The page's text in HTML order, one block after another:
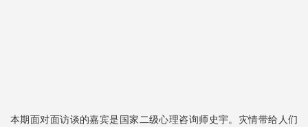
本期面对面访谈的嘉宾是国家二级心理咨询师史宇。灾情带给人们